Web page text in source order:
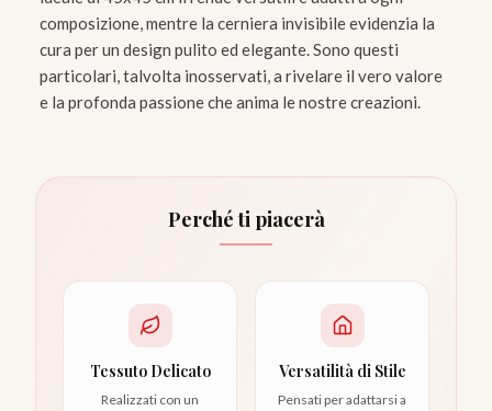
composizione, mentre la cerniera invisibile evidenzia la
cura per un design pulito ed elegante. Sono questi
particolari, talvolta inosservati, a rivelare il vero valore
e la profonda passione che anima le nostre creazioni.
Perché ti piacerà
Tessuto Delicato
Realizzati con un
Versatilità di Stile
Pensati per adattarsi a